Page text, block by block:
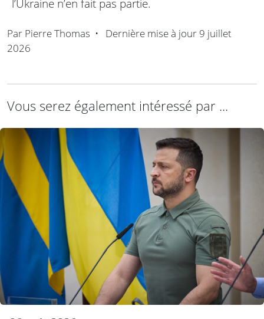
l’Ukraine n’en fait pas partie.
Par Pierre Thomas • Dernière mise à jour 9 juillet
2026
Vous serez également intéressé par ...